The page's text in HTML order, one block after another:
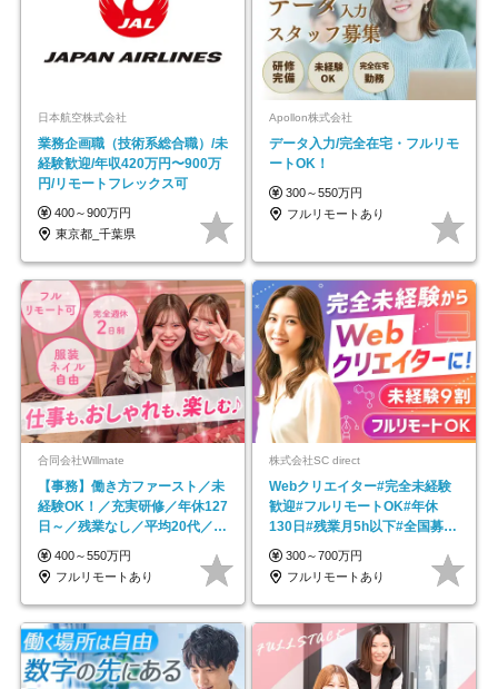
日本航空株式会社
業務企画職（技術系総合職）/未
経験歓迎/年収420万円〜900万
円/リモートフレックス可
400～900万円
東京都_千葉県
Apollon株式会社
データ入力/完全在宅・フルリモ
ートOK！
300～550万円
フルリモートあり
合同会社Willmate
【事務】働き方ファースト／未
経験OK！／充実研修／年休127
日～／残業なし／平均20代／リ
モートOK
400～550万円
フルリモートあり
株式会社SC direct
Webクリエイター#完全未経験
歓迎#フルリモートOK#年休
130日#残業月5h以下#全国募集
#最大1年の研修
300～700万円
フルリモートあり